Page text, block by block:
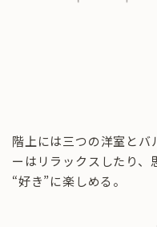
階上には三つの洋室とバ
ーはリラックスしたり、
“好き”に楽しめる。